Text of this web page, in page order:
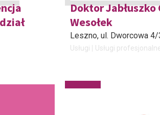
Doktor Jabłuszko
Wesołek
Leszno, ul. Dworcowa 4/
Usługi Usługi